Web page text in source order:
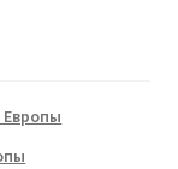
Европы